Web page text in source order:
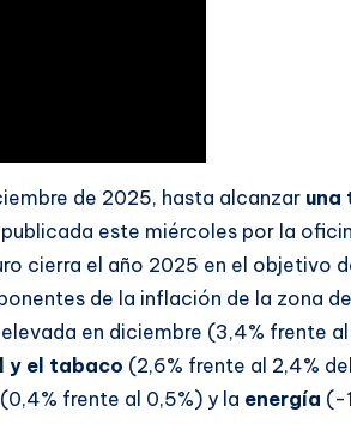
de 2025, hasta alcanzar una
este miércoles por la
cierra el año 2025 en el objetivo
de la inflación de la zona
en diciembre (3,4% frente
y el tabaco (2,6% frente al 2,4%
(0,4% frente al 0,5%) y la energía (-